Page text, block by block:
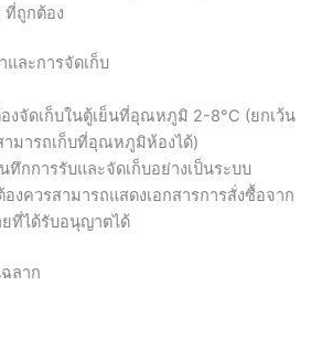
ที่ถูกต้อง
ละการจัดเก็บ
งจัดเก็บในตู้เย็นที่อุณหภูมิ 2-8°C (ยกเว้น
ามารถเก็บที่อุณหภูมิห้องได้)
ทึกการรับและจัดเก็บอย่างเป็นระบบ
งควรสามารถแสดงเอกสารการสั่งซื้อจาก
ที่ได้รับอนุญาตได้
ลาก